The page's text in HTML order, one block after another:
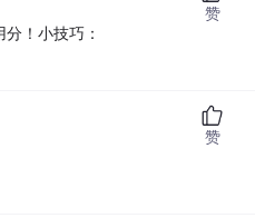
！小技巧：
赞
赞